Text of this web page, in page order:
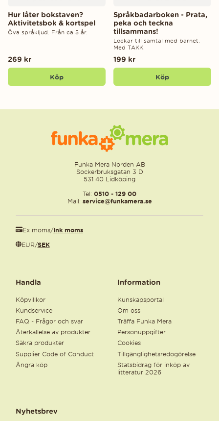
Hur låter bokstaven?
Aktivitetsbok & kortspel
Öva språkljud. Från ca 5 år.
269 kr
Köp
Språkbadarboken - Prata,
peka och teckna
tillsammans!
Lockar till samtal med barnet.
Med TAKK.
199 kr
Köp
Funka Mera Norden AB
Sockerbruksgatan 3 D
531 40 Lidköping
Tel: 0510 - 129 00
Mail: service@funkamera.se
Ex moms/Ink moms
EUR/SEK
Handla
Köpvillkor
Kundservice
FAQ - Frågor och svar
Återkallelse av produkter
Säkra produkter
Supplier Code of Conduct
Ångra köp
Information
Kunskapsportal
Om oss
Träffa Funka Mera
Personuppgifter
Cookies
Tillgänglighetsredogörelse
Statsbidrag för inköp av
litteratur 2026
Nyhetsbrev